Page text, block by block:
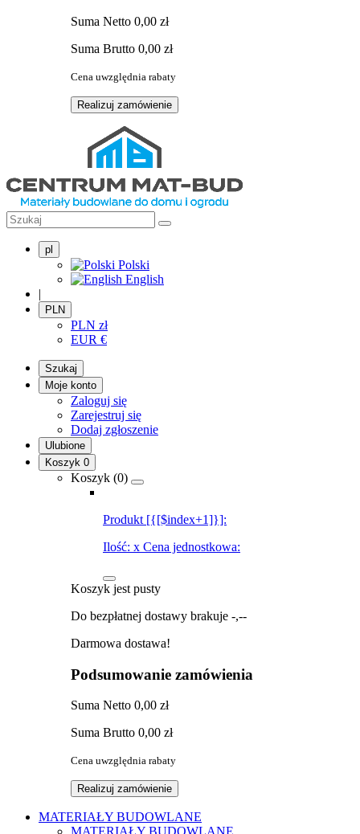
Suma Netto 0,00 zł
Suma Brutto 0,00 zł
Cena uwzględnia rabaty
Realizuj zamówienie
pl
Polski
English
|
PLN
PLN zł
EUR €
Szukaj
Moje konto
Zaloguj się
Zarejestruj się
Dodaj zgłoszenie
Ulubione
Koszyk 0
Koszyk (0)
Produkt [{[$index+1]}]:
Ilość: x Cena jednostkowa:
Koszyk jest pusty
Do bezpłatnej dostawy brakuje -,--
Darmowa dostawa!
Podsumowanie zamówienia
Suma Netto 0,00 zł
Suma Brutto 0,00 zł
Cena uwzględnia rabaty
Realizuj zamówienie
MATERIAŁY BUDOWLANE